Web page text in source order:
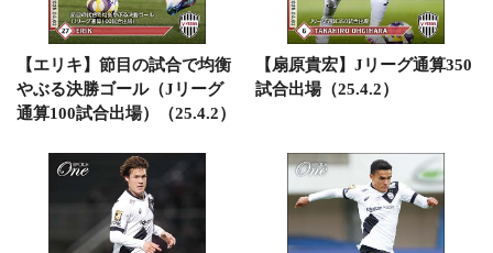
【エリキ】節目の試合で均衡
やぶる決勝ゴール（Jリーグ
通算100試合出場）（25.4.2）
【扇原貴宏】Jリーグ通算350
試合出場（25.4.2）